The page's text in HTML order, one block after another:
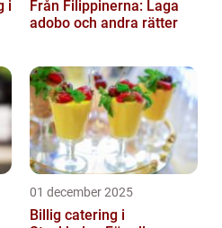
i
Från Filippinerna: Laga
adobo och andra rätter
01 december 2025
Billig catering i